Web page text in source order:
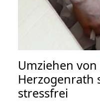
Umziehen von
Herzogenrath
stressfrei